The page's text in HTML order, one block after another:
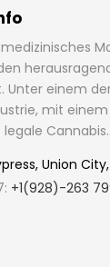
Unter einem
mit
Union City,
+1(928)-263